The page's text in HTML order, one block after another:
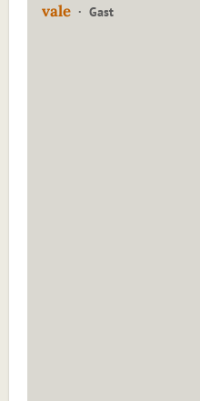
vale Gast